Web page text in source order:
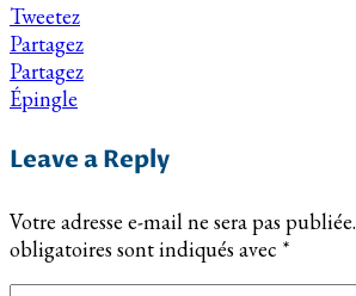
Tweetez
Partagez
Partagez
Épingle
Leave a Reply
Votre adresse e-mail ne sera pas publiée.
obligatoires sont indiqués avec *